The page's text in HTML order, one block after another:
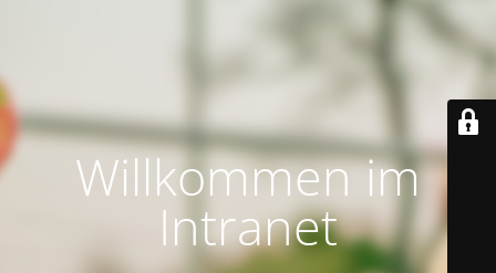
Willkommen im
Intranet